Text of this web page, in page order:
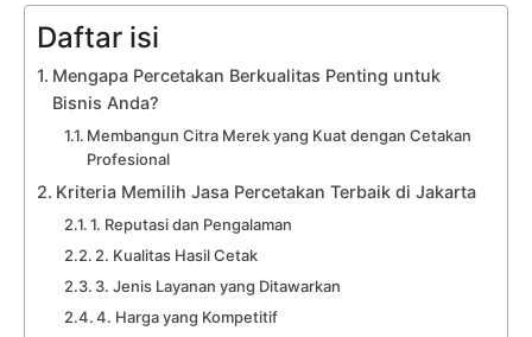
Daftar isi
Mengapa Percetakan Berkualitas Penting untuk
Bisnis Anda?
Membangun Citra Merek yang Kuat dengan Cetakan
Profesional
Kriteria Memilih Jasa Percetakan Terbaik di Jakarta
1. Reputasi dan Pengalaman
2. Kualitas Hasil Cetak
3. Jenis Layanan yang Ditawarkan
4. Harga yang Kompetitif